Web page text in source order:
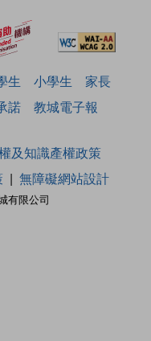
生 小學生
家長
諾 教城電子報
有限公司
及知識產權政策
無障礙網站設計